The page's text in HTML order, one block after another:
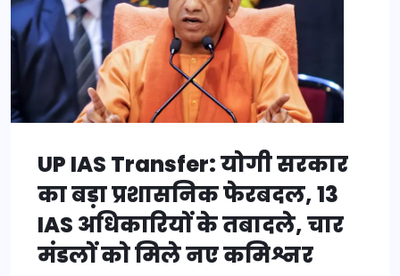
UP IAS Transfer: योगी सरकार
का बड़ा प्रशासनिक फेरबदल, 13
IAS अधिकारियों के तबादले, चार
मंडलों को मिले नए कमिश्नर